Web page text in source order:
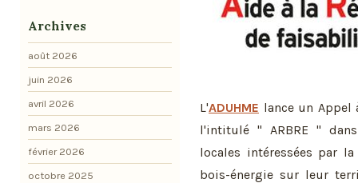
L'ADUHME lance un Appel
l'intitulé " ARBRE "
locales intéressées par
bois-énergie sur leur
Archives
août 2026
juin 2026
avril 2026
mars 2026
février 2026
octobre 2025